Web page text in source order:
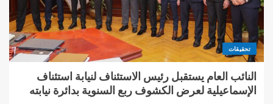
تحقيقات
النائب العام يستقبل رئيس الاستئناف لنيابة استئناف
الإسماعيلية لعرض الكشوف ربع السنوية بدائرة نيابته